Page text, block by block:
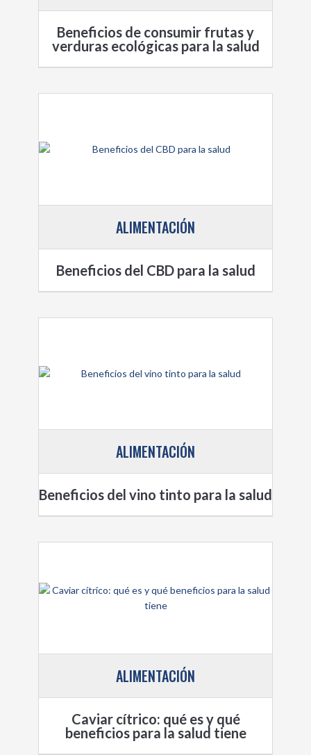
Beneficios de consumir frutas y
verduras ecológicas para la salud
ALIMENTACIÓN
Beneficios del CBD para la salud
ALIMENTACIÓN
Beneficios del vino tinto para la salud
ALIMENTACIÓN
Caviar cítrico: qué es y qué
beneficios para la salud tiene